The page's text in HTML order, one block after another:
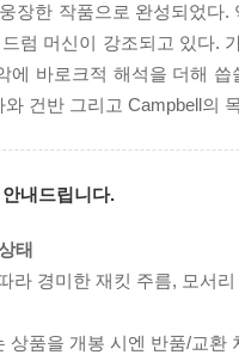
장한 작품으로 완성되었다
럼 머신이 강조되고 있다.
에 바로크적 해석을 더해
건반 그리고 Campbell의
내드립니다.
태
라 경미한 재킷 주름, 모서
상품을 개봉 시엔 반품/교환